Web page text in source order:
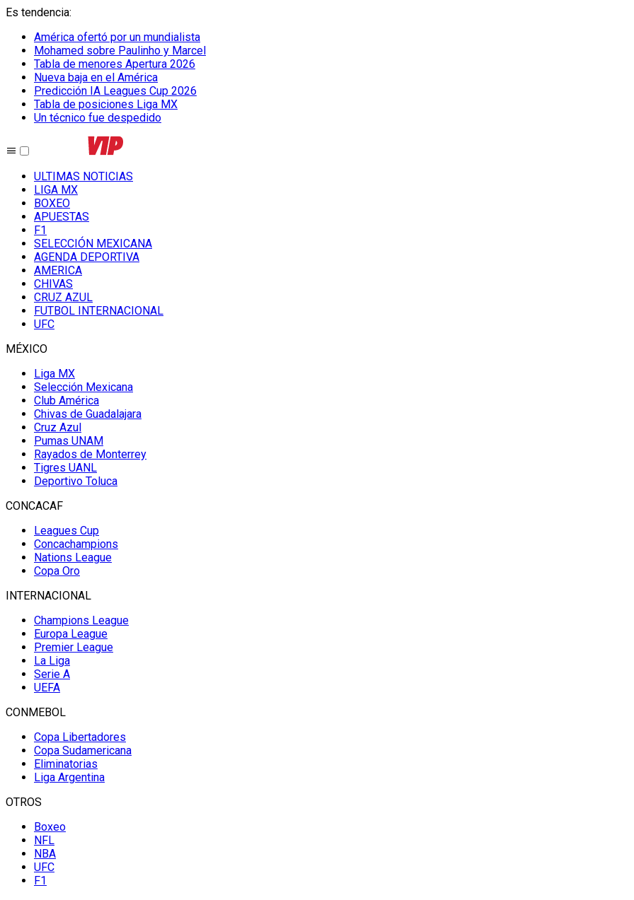
Es tendencia:
América ofertó por un mundialista
Mohamed sobre Paulinho y Marcel
Tabla de menores Apertura 2026
Nueva baja en el América
Predicción IA Leagues Cup 2026
Tabla de posiciones Liga MX
Un técnico fue despedido
ULTIMAS NOTICIAS
LIGA MX
BOXEO
APUESTAS
F1
SELECCIÓN MEXICANA
AGENDA DEPORTIVA
AMERICA
CHIVAS
CRUZ AZUL
FUTBOL INTERNACIONAL
UFC
MÉXICO
Liga MX
Selección Mexicana
Club América
Chivas de Guadalajara
Cruz Azul
Pumas UNAM
Rayados de Monterrey
Tigres UANL
Deportivo Toluca
CONCACAF
Leagues Cup
Concachampions
Nations League
Copa Oro
INTERNACIONAL
Champions League
Europa League
Premier League
La Liga
Serie A
UEFA
CONMEBOL
Copa Libertadores
Copa Sudamericana
Eliminatorias
Liga Argentina
OTROS
Boxeo
NFL
NBA
UFC
F1